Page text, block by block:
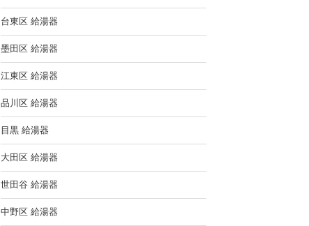
台東区 給湯器
墨田区 給湯器
江東区 給湯器
品川区 給湯器
目黒 給湯器
大田区 給湯器
世田谷 給湯器
中野区 給湯器